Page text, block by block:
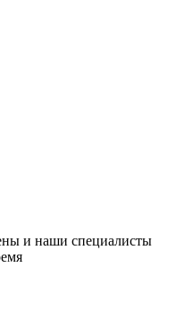
и наши специалисты